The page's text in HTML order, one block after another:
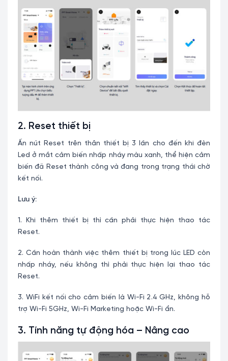
2. Reset thiết bị
Ấn nút Reset trên thân thiết bị 3 lần cho đến khi đèn
Led ở mắt cảm biến nhấp nháy màu xanh, thể hiện cảm
biến đã Reset thành công và đang trong trạng thái chờ
kết nối.
Lưu ý:
1. Khi thêm thiết bị thì cần phải thực hiện thao tác
Reset.
2. Cần hoàn thành việc thêm thiết bị trong lúc LED còn
nhấp nháy, nếu không thì phải thực hiện lại thao tác
Reset.
3. WiFi kết nối cho cảm biến là Wi-Fi 2.4 GHz, không hỗ
trợ Wi-Fi 5GHz, Wi-Fi Marketing hoặc Wi-Fi ẩn.
3. Tính năng tự động hóa – Nâng cao